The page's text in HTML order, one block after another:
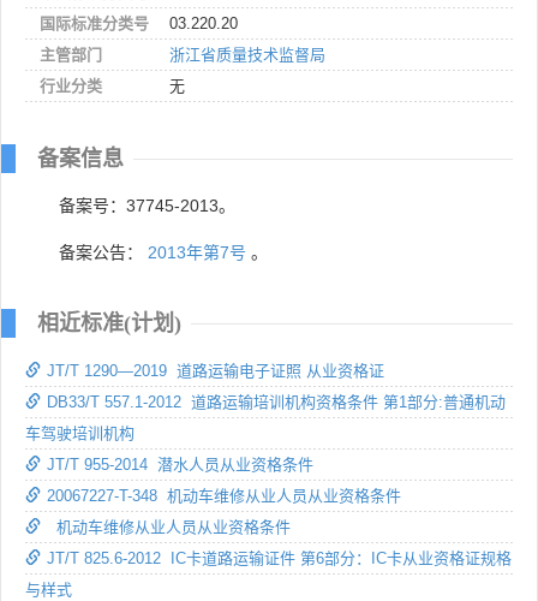
国际标准分类号
03.220.20
主管部门
浙江省质量技术监督局
行业分类
无
备案信息
备案号：37745-2013。
备案公告： 2013年第7号 。
相近标准(计划)
JT/T 1290—2019 道路运输电子证照 从业资格证
DB33/T 557.1-2012 道路运输培训机构资格条件 第1部分:普通机动
车驾驶培训机构
JT/T 955-2014 潜水人员从业资格条件
20067227-T-348 机动车维修从业人员从业资格条件
机动车维修从业人员从业资格条件
JT/T 825.6-2012 IC卡道路运输证件 第6部分：IC卡从业资格证规格
与样式